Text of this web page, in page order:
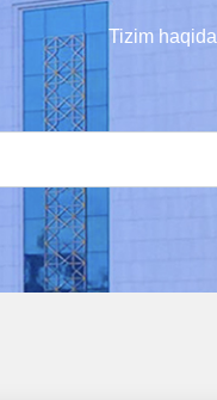
Tizim haqida